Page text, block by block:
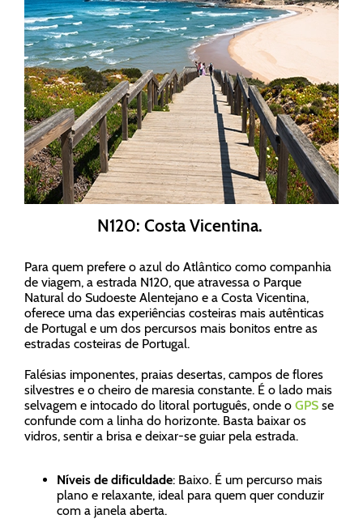
N120: Costa Vicentina.
Para quem prefere o azul do Atlântico como companhia
de viagem, a estrada N120, que atravessa o Parque
Natural do Sudoeste Alentejano e a Costa Vicentina,
oferece uma das experiências costeiras mais autênticas
de Portugal e um dos percursos mais bonitos entre as
estradas costeiras de Portugal.
Falésias imponentes, praias desertas, campos de flores
silvestres e o cheiro de maresia constante. É o lado mais
selvagem e intocado do litoral português, onde o GPS se
confunde com a linha do horizonte. Basta baixar os
vidros, sentir a brisa e deixar-se guiar pela estrada.
Níveis de dificuldade: Baixo. É um percurso mais
plano e relaxante, ideal para quem quer conduzir
com a janela aberta.